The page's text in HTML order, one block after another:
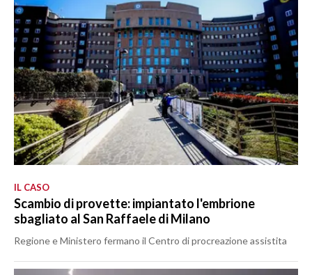
IL CASO
Scambio di provette: impiantato l'embrione
sbagliato al San Raffaele di Milano
Regione e Ministero fermano il Centro di procreazione assistita